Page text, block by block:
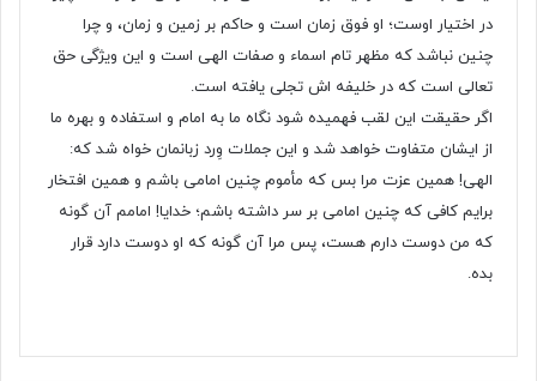
در اختیار اوست؛ او فوق زمان است و حاکم بر زمین و زمان، و چرا
چنین نباشد که مظهر تام اسماء و صفات الهی است و این ویژگی حق
تعالی است که در خلیفه اش تجلی یافته است.
اگر حقیقت این لقب فهمیده شود نگاه ما به امام و استفاده و بهره ما
از ایشان متفاوت خواهد شد و این جملات وِرد زبانمان خواه شد که:
الهی! همین عزت مرا بس که مأموم چنین امامی باشم و همین افتخار
برایم کافی که چنین امامی بر سر داشته باشم؛ خدایا! امامم آن گونه
که من دوست دارم هست، پس مرا آن گونه که او دوست دارد قرار
بده.